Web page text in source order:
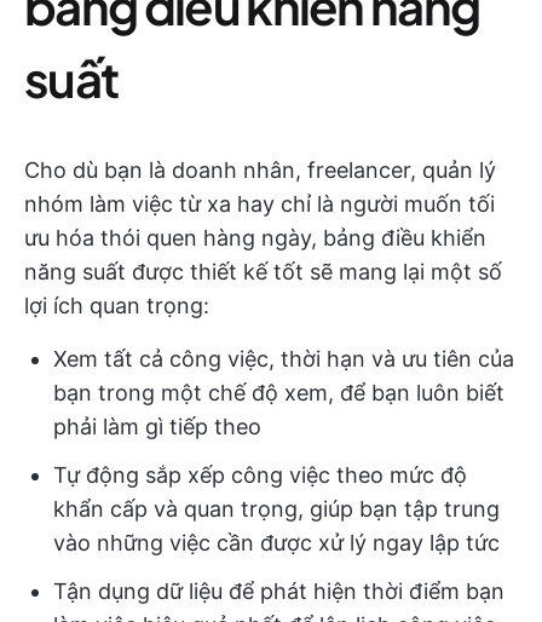
suất
Cho dù bạn là doanh nhân, freelancer, quản lý
nhóm làm việc từ xa hay chỉ là người muốn tối
ưu hóa thói quen hàng ngày, bảng điều khiển
năng suất được thiết kế tốt sẽ mang lại một số
lợi ích quan trọng:
Xem tất cả công việc, thời hạn và ưu tiên của
bạn trong một chế độ xem, để bạn luôn biết
phải làm gì tiếp theo
Tự động sắp xếp công việc theo mức độ
khẩn cấp và quan trọng, giúp bạn tập trung
vào những việc cần được xử lý ngay lập tức
Tận dụng dữ liệu để phát hiện thời điểm bạn